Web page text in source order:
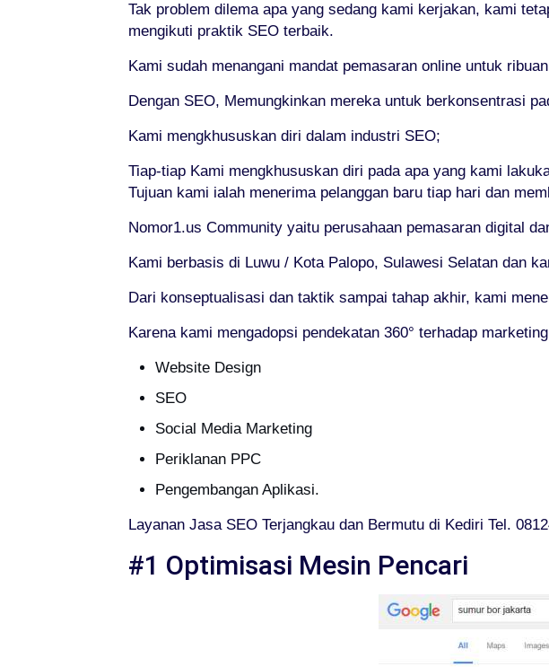
Tak problem dilema apa yang sedang kami kerjakan, kami
mengikuti praktik SEO terbaik.
Kami sudah menangani mandat pemasaran online untuk
Dengan SEO, Memungkinkan mereka untuk berkonsentrasi
Kami mengkhususkan diri dalam industri SEO;
Tiap-tiap Kami mengkhususkan diri pada apa yang kami
Tujuan kami ialah menerima pelanggan baru tiap hari dan
Nomor1.us Community yaitu perusahaan pemasaran digital
Kami berbasis di Luwu / Kota Palopo, Sulawesi Selatan dan
Dari konseptualisasi dan taktik sampai tahap akhir, kami
Karena kami mengadopsi pendekatan 360° terhadap
Website Design
SEO
Social Media Marketing
Periklanan PPC
Pengembangan Aplikasi.
Layanan Jasa SEO Terjangkau dan Bermutu di Kediri Tel.
#1 Optimisasi Mesin Pencari